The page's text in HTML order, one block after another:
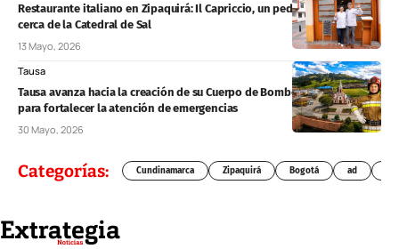
Restaurante italiano en Zipaquirá: Il Capriccio, un pedazo de Italia
cerca de la Catedral de Sal
13 Mayo, 2026
Tausa
Tausa avanza hacia la creación de su Cuerpo de Bomberos Voluntarios
para fortalecer la atención de emergencias
30 Mayo, 2026
Categorías: Cundinamarca Zipaquirá Bogotá ad